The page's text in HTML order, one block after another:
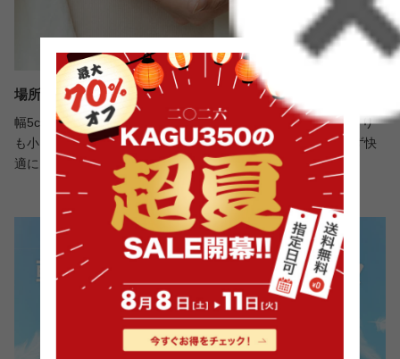
場所をとらないコンパクトサイズ
幅5cm×高さ18cmとスリムなサイズ。500mlのペットボトルより
も小さいため、持ち運びしやすくカバンの中でも場所をとらず快
適にお使いいただけます。